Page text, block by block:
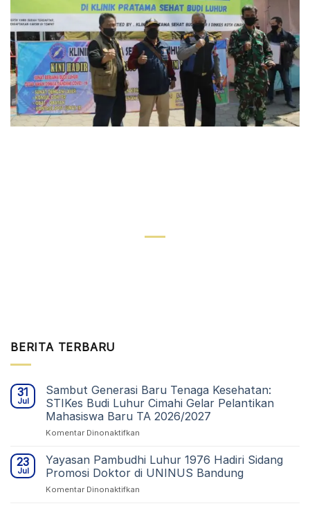
BERITA TERBARU
31
Jul
Sambut Generasi Baru Tenaga Kesehatan:
STIKes Budi Luhur Cimahi Gelar Pelantikan
Mahasiswa Baru TA 2026/2027
Komentar Dinonaktifkan
Generasi
Baru
Tenaga
23
Jul
Yayasan Pambudhi Luhur 1976 Hadiri Sidang
Promosi Doktor di UNINUS Bandung
Komentar Dinonaktifkan